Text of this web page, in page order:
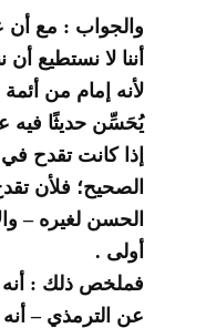
والجواب : مع أن
أننا لا نستطيع
لأنه إمام من
يُحَسِّن حديثًا فيه
إذا كانت تقدح
الصحيح؛ فلأن
الحسن لغيره –
أولى .
فملخص ذلك : أنه
عن الترمذي –